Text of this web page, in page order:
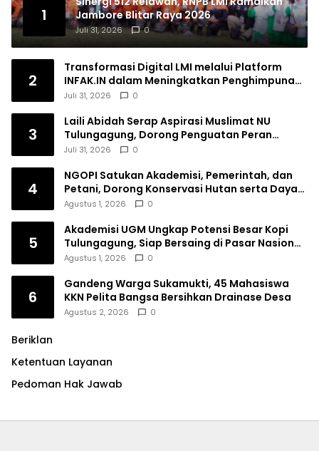
1
Jambore Blitar Raya 2026
Juli 31, 2026 0
2
Transformasi Digital LMI melalui Platform
INFAK.IN dalam Meningkatkan Penghimpunan
Dana Filantropi Islam
Juli 31, 2026 0
3
Laili Abidah Serap Aspirasi Muslimat NU
Tulungagung, Dorong Penguatan Peran
Perempuan
Juli 31, 2026 0
4
NGOPI Satukan Akademisi, Pemerintah, dan
Petani, Dorong Konservasi Hutan serta Daya
Saing Kopi Tulungagung
Agustus 1, 2026 0
5
Akademisi UGM Ungkap Potensi Besar Kopi
Tulungagung, Siap Bersaing di Pasar Nasional
hingga Dunia
Agustus 1, 2026 0
6
Gandeng Warga Sukamukti, 45 Mahasiswa
KKN Pelita Bangsa Bersihkan Drainase Desa
Agustus 2, 2026 0
Beriklan
Ketentuan Layanan
Pedoman Hak Jawab